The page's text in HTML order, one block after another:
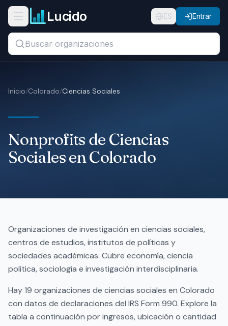
Ir al contenido principal
Abrir menú de navegación
Lucido ES Entrar
Buscar títulos, organizaciones o ubicaciones...
Estados
Nosotros
Inicio/Colorado/Ciencias Sociales
Nonprofits de Ciencias
Sociales en Colorado
Organizaciones de investigación en ciencias sociales,
centros de estudios, institutos de políticas y
sociedades académicas. Cubre economía, ciencia
política, sociología e investigación interdisciplinaria.
Hay 19 organizaciones de ciencias sociales en Colorado
con datos de declaraciones del IRS Form 990. Explore la
tabla a continuación por ingresos, ubicación o cantidad